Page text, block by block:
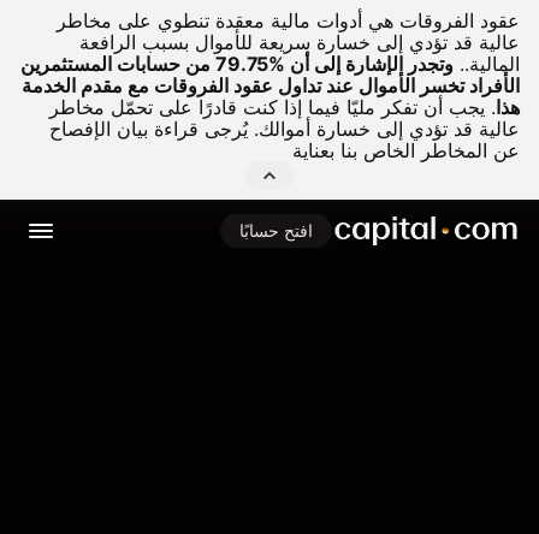
عقود الفروقات هي أدوات مالية معقدة تنطوي على مخاطر
عالية قد تؤدي إلى خسارة سريعة للأموال بسبب الرافعة
المالية..
وتجدر الإشارة إلى أن %79.75 من حسابات المستثمرين
الأفراد تخسر الأموال عند تداول عقود الفروقات مع مقدم الخدمة
هذا. يجب أن تفكر مليّا فيما إذا كنت قادرًا على تحمّل مخاطر
عالية قد تؤدي إلى خسارة أموالك. يُرجى قراءة بيان الإفصاح
عن المخاطر الخاص بنا بعناية
افتح حسابًا